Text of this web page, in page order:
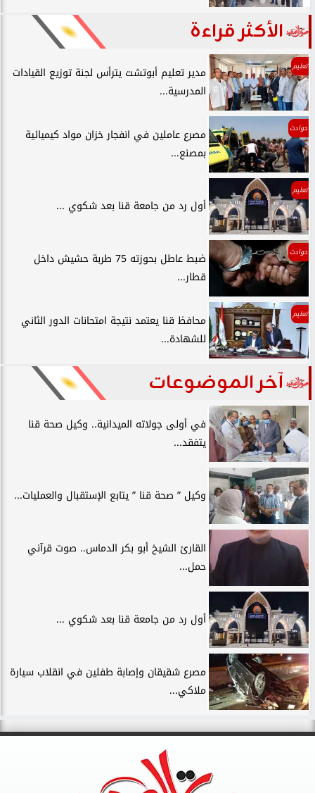
الأكثر قراءة
تعليم
مدير تعليم أبوتشت يترأس لجنة توزيع القيادات
المدرسية...
حوادث
مصرع عاملين في انفجار خزان مواد كيميائية
بمصنع...
تعليم
أول رد من جامعة قنا بعد شكوي ...
حوادث
ضبط عاطل بحوزته 75 طربة حشيش داخل
قطار...
تعليم
محافظ قنا يعتمد نتيجة امتحانات الدور الثاني
للشهادة...
آخر الموضوعات
في أولى جولاته الميدانية.. وكيل صحة قنا
يتفقد...
وكيل ” صحة قنا ” يتابع الإستقبال والعمليات...
القارئ الشيخ أبو بكر الدماس.. صوت قرآني
حمل...
أول رد من جامعة قنا بعد شكوي ...
مصرع شقيقان وإصابة طفلين في انقلاب سيارة
ملاكي...